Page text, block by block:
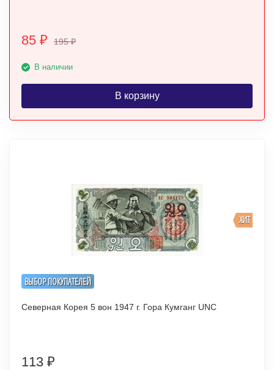
85 ₽ 195₽
В наличии
В корзину
ВЫБОР ПОКУПАТЕЛЕЙ
ХИТ
Северная Корея 5 вон 1947 г. Гора Кумганг UNC
113 ₽